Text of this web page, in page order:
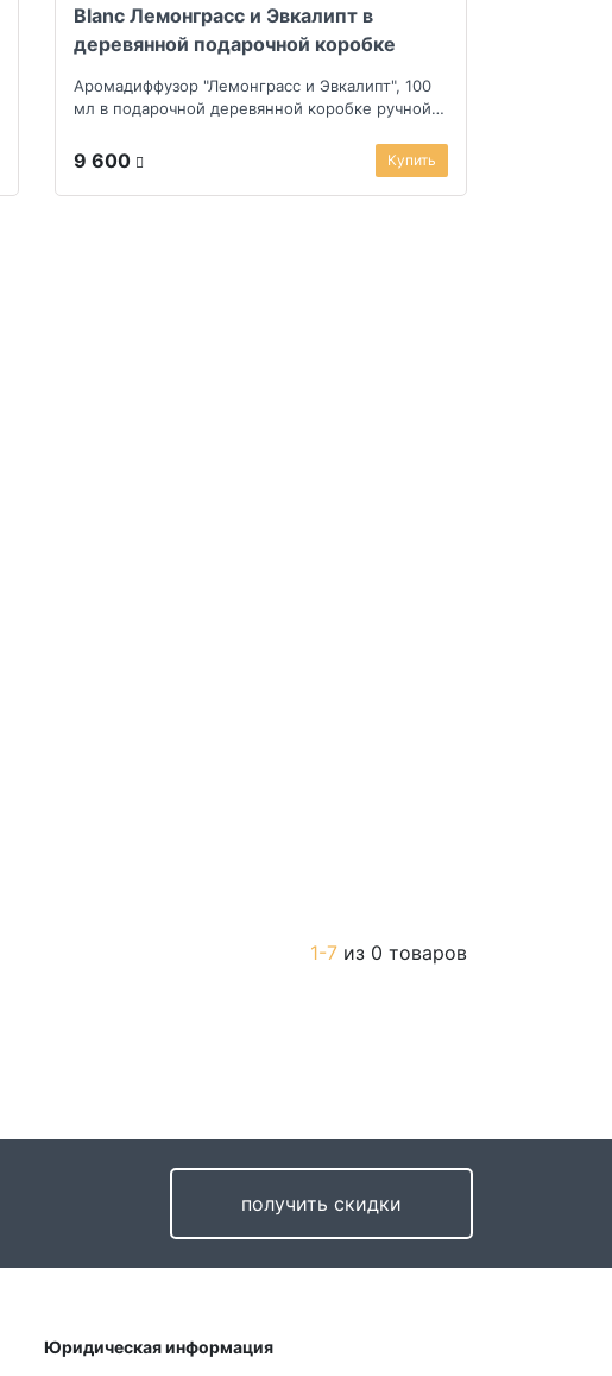
Blanc Лемонграсс и Эвкалипт в
деревянной подарочной коробке
Аромадиффузор "Лемонграсс и Эвкалипт", 100
мл в подарочной деревянной коробке ручной
9 600 Купить
1-7 из 0 товаров
получить скидки
Юридическая информация